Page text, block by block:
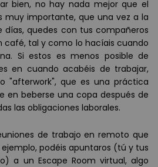
bien, no hay nada mejor que el
muy importante, que una vez a la
días, quedes con tus compañeros
café, tal y como lo hacíais cuando
Si estos es menos posible de
en cuando acabéis de trabajar,
"afterwork", que es una práctica
en beberse una copa después de
las obligaciones laborales.
de trabajo en remoto que
podéis apuntaros (tú y tus
a un Escape Room virtual, algo